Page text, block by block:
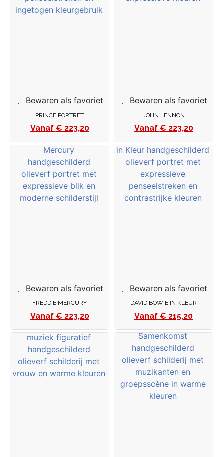
Bewaren als favoriet
PRINCE PORTRET
€ 223,20
Bewaren als favoriet
JOHN LENNON
€ 223,20
Bewaren als favoriet
FREDDIE MERCURY
€ 223,20
Bewaren als favoriet
DAVID BOWIE IN KLEUR
€ 215,20